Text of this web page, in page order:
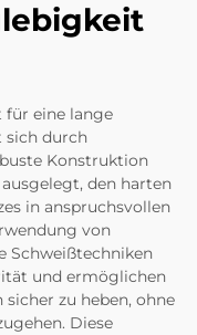
für eine lange
sich durch
Konstruktion
den harten
in anspruchsvollen
von
Schweißtechniken
und ermöglichen
sicher zu heben, ohne
Diese